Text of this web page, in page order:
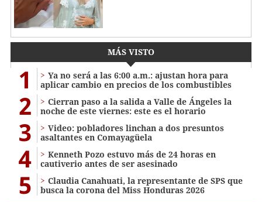
MÁS VISTO
1
Ya no será a las 6:00 a.m.: ajustan hora para
aplicar cambio en precios de los combustibles
2
Cierran paso a la salida a Valle de Ángeles la
noche de este viernes: este es el horario
3
Video: pobladores linchan a dos presuntos
asaltantes en Comayagüela
4
Kenneth Pozo estuvo más de 24 horas en
cautiverio antes de ser asesinado
5
Claudia Canahuati, la representante de SPS que
busca la corona del Miss Honduras 2026